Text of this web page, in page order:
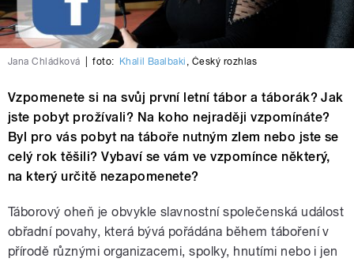
Jana Chládková foto: Khalil Baalbaki Český rozhlas
Vzpomenete si na svůj první letní tábor a táborák? Jak
jste pobyt prožívali? Na koho nejraději vzpomínáte?
Byl pro vás pobyt na táboře nutným zlem nebo jste se
celý rok těšili? Vybaví se vám ve vzpomínce některý,
na který určitě nezapomenete?
Táborový oheň je obvykle slavnostní společenská událost
obřadní povahy, která bývá pořádána během táboření v
přírodě různými organizacemi, spolky, hnutími nebo i jen